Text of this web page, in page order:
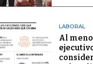
LABORAL
Al